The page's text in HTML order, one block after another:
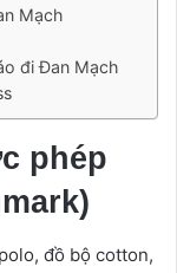
Mạch
đi Đan Mạch
phép
đồ bộ cotton,